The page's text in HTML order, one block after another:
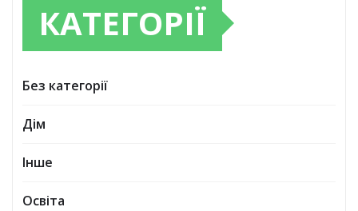
КАТЕГОРІЇ
Без категорії
Дім
Інше
Освіта